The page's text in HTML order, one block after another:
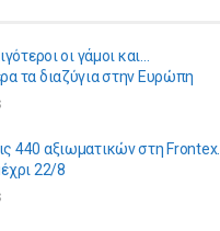
οι γάμοι και…
τα διαζύγια στην Ευρώπη
440 αξιωματικών στη Frontex…
22/8